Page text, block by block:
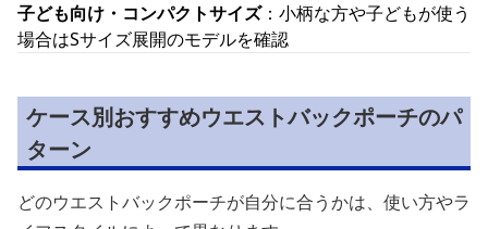
子ども向け・コンパクトサイズ：小柄な方や子どもが使う
場合はSサイズ展開のモデルを確認
ケース別おすすめウエストバックポーチのパ
ターン
どのウエストバックポーチが自分に合うかは、使い方やラ